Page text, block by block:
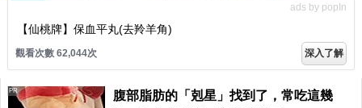
ads by popIn
【仙桃牌】保血平丸(去羚羊角)
觀看次數 62,052次 深入了解
腹部脂肪的「剋星」找到了，常吃這幾
PR